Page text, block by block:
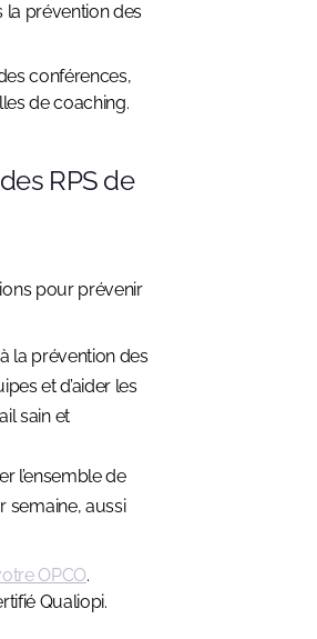
prévention des
conférences,
de coaching.
RPS de
pour prévenir
la prévention des
et d’aider les
sain et
l’ensemble de
semaine, aussi
OPCO.
Qualiopi.